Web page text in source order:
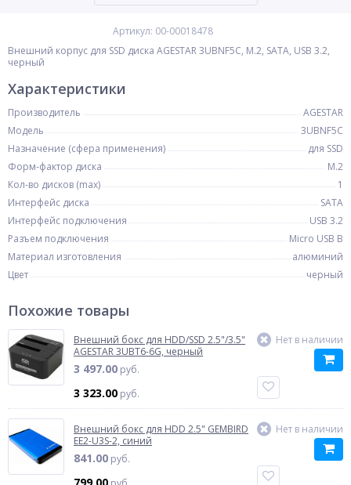
Артикул: 00-00018478
Внешний корпус для SSD диска AGESTAR 3UBNF5C, M.2, SATA, USB 3.2,
черный
Характеристики
Производитель
AGESTAR
Модель
3UBNF5C
Назначение (сфера применения)
для SSD
Форм-фактор диска
M.2
Кол-во дисков (max)
1
Интерфейс диска
SATA
Интерфейс подключения
USB 3.2
Разъем подключения
Micro USB B
Материал изготовления
алюминий
Цвет
черный
Похожие товары
Внешний бокс для HDD/SSD 2.5"/3.5"
AGESTAR 3UBT6-6G, черный
3 497.00 руб.
3 323.00 руб.
Нет в наличии
Внешний бокс для HDD 2.5" GEMBIRD
EE2-U3S-2, синий
841.00 руб.
Нет в наличии